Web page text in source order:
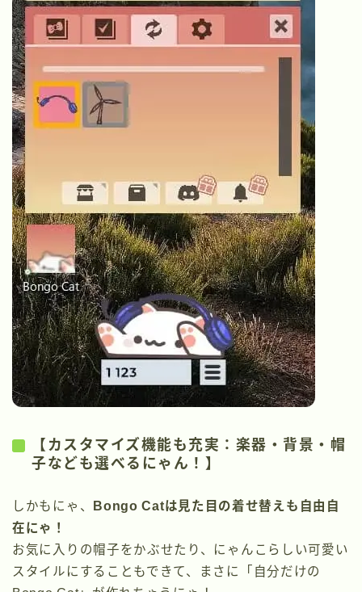
【カスタマイズ機能も充実：楽器・背景・帽
子なども選べるにゃん！】
しかもにゃ、
Bongo Catは見た目の着せ替えも自由自
在にゃ！
お気に入りの帽子をかぶせたり、にゃんこらしい可愛い
スタイルにすることもできて、まさに「自分だけの